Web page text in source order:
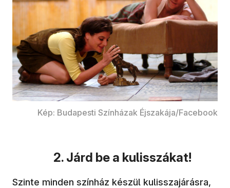
Kép: Budapesti Színházak Éjszakája/Facebook
2. Járd be a kulisszákat!
Szinte minden színház készül kulisszajárásra,